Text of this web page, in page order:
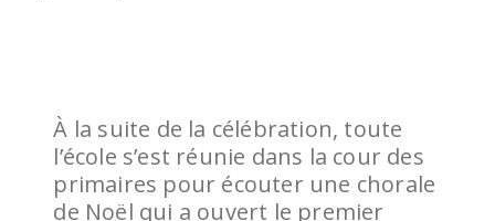
À la suite de la célébration, toute
l’école s’est réunie dans la cour des
primaires pour écouter une chorale
de Noël qui a ouvert le premier